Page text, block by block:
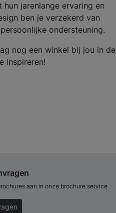
hun jarenlange ervaring en
ben je verzekerd van
ondersteuning.
nog een winkel bij jou in de
inspireren!
aan in onze brochure service